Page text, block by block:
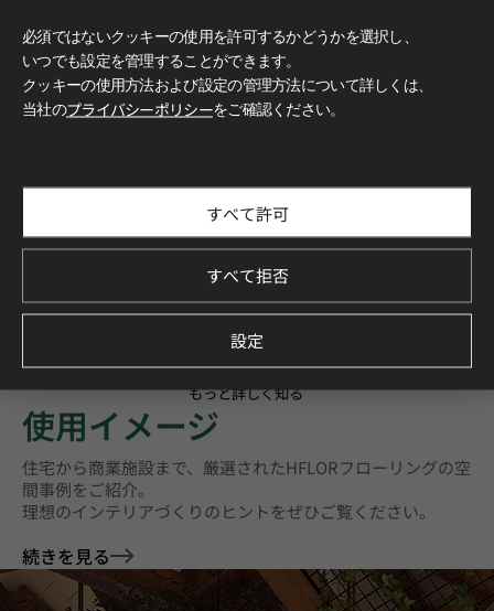
もっと詳しく知る
使用イメージ
住宅から商業施設まで、厳選されたHFLORフローリングの空
間事例をご紹介。
理想のインテリアづくりのヒントをぜひご覧ください。
続きを見る
必須ではないクッキーの使用を許可するかどうかを選択し、
いつでも設定を管理することができます。
クッキーの使用方法および設定の管理方法について詳しくは、
当社のプライバシーポリシーをご確認ください。
すべて許可
すべて拒否
設定